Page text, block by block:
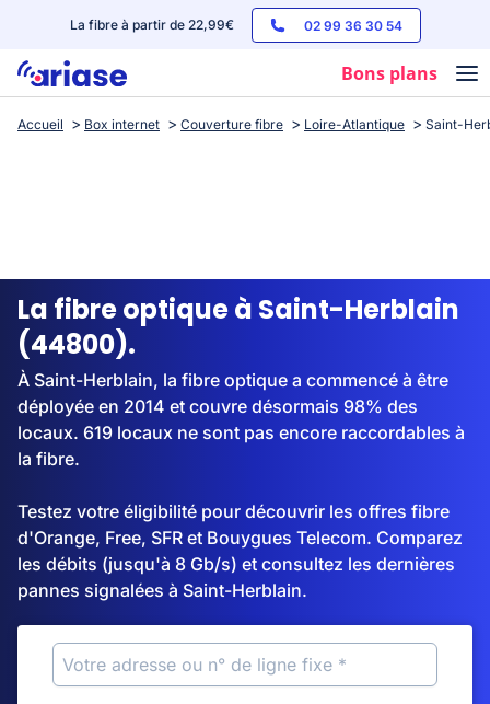
La fibre à partir de 22,99€ 02 99 36 30 54
Bons plans
Box internet
Streaming
Accueil Box internet Couverture fibre Loire-Atlantique Saint-
La fibre optique à Saint-Herblain
(44800).
À Saint-Herblain, la fibre optique a commencé à être
déployée en 2014 et couvre désormais 98% des
locaux. 619 locaux ne sont pas encore raccordables à
la fibre.
Testez votre éligibilité pour découvrir les offres fibre
d'Orange, Free, SFR et Bouygues Telecom. Comparez
les débits (jusqu'à 8 Gb/s) et consultez les dernières
pannes signalées à Saint-Herblain.